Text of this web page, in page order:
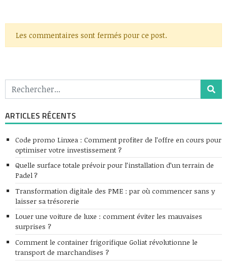
Les commentaires sont fermés pour ce post.
ARTICLES RÉCENTS
Code promo Linxea : Comment profiter de l’offre en cours pour
optimiser votre investissement ?
Quelle surface totale prévoir pour l’installation d’un terrain de
Padel ?
Transformation digitale des PME : par où commencer sans y
laisser sa trésorerie
Louer une voiture de luxe : comment éviter les mauvaises
surprises ?
Comment le container frigorifique Goliat révolutionne le
transport de marchandises ?